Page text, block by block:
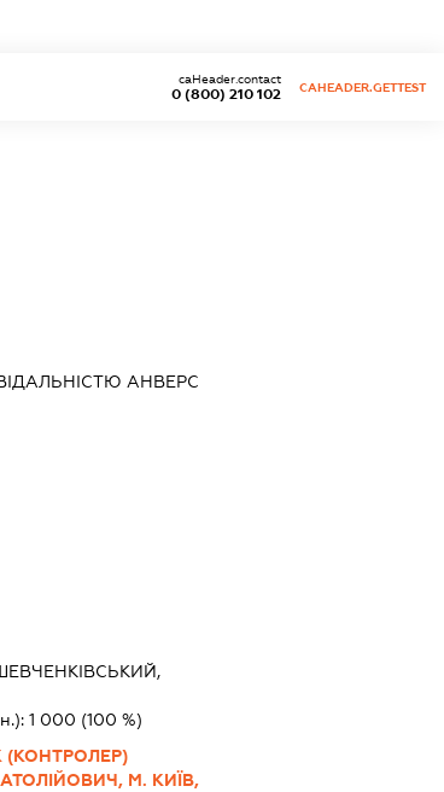
0 (800) 210 102
caHeader.contact
CAHEADER.GETTEST
АНВЕРС
1 000 (100 %)
(КОНТРОЛЕР)
М. КИЇВ,